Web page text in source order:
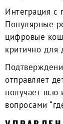
Интеграция с
Популярные
цифровые
критично для
отправляет
получает всю
вопросами